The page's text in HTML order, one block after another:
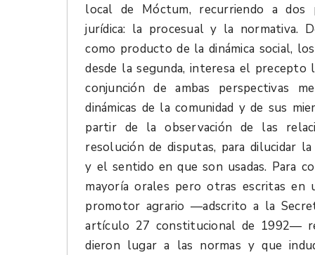
local de Móctum, recurriendo a dos
jurídica: la procesual y la normativa.
como producto de la dinámica social,
desde la segunda, interesa el
conjunción de ambas perspectivas
dinámicas de la comunidad y de sus
partir de la observación de las
resolución de disputas, para dilucidar
y el sentido en que son usadas. Para
mayoría orales pero otras escritas
promotor agrario —adscrito a la
artículo 27 constitucional de 1992—
dieron lugar a las normas y que